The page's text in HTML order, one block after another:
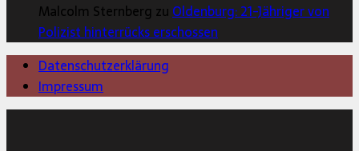
Malcolm Sternberg zu Oldenburg: 21-Jähriger von
Polizist hinterrücks erschossen
Datenschutzerklärung
Impressum